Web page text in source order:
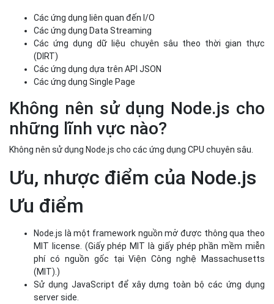
Các ứng dụng liên quan đến I/O
Các ứng dụng Data Streaming
Các ứng dụng dữ liệu chuyên sâu theo thời gian thực
(DIRT)
Các ứng dụng dựa trên API JSON
Các ứng dụng Single Page
Không nên sử dụng Node.js cho
những lĩnh vực nào?
Không nên sử dụng Node.js cho các ứng dụng CPU chuyên sâu.
Ưu, nhược điểm của Node.js
Ưu điểm
Node.js là một framework nguồn mở được thông qua theo
MIT license. (Giấy phép MIT là giấy phép phần mềm miễn
phí có nguồn gốc tại Viện Công nghệ Massachusetts
(MIT).)
Sử dụng JavaScript để xây dựng toàn bộ các ứng dụng
server side.